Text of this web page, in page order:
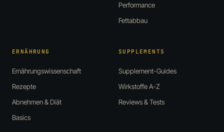
Performance
Fettabbau
ERNÄHRUNG
Ernährungswissenschaft
Rezepte
Abnehmen & Diät
Basics
SUPPLEMENTS
Supplement-Guides
Wirkstoffe A-Z
Reviews & Tests